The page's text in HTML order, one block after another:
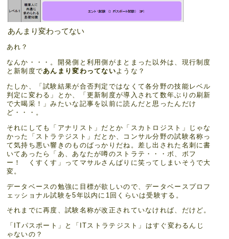
あんまり変わってない
あれ？
なんか・・・。開発側と利用側がまとまった以外は、現行制度
と新制度であんまり変わってないような？
たしか、「試験結果が合否判定ではなくて各分野の技能レベル
判定に変わる」とか、「更新制度が導入されて数年ぶりの刷新
で大喝采！」みたいな記事を以前に読んだと思ったんだけ
ど・・・。
それにしても「アナリスト」だとか「スカトロジスト」じゃな
かった「ストラテジスト」だとか、コンサル分野の試験名称っ
て気持ち悪い響きのものばっかりだね。差し出された名刺に書
いてあったら「あ、あなたが噂のストラテ・・・ボ、ボフ
ー！ くすくす」ってマサルさんばりに笑ってしまいそうで大
変。
データベースの勉強に目標が欲しいので、データベースプロフ
ェッショナル試験を5年以内に1回くらいは受験する。
それまでに再度、試験名称が改正されていなければ、だけど。
「ITパスポート」と「ITストラテジスト」はすぐ変わるんじ
ゃないの？